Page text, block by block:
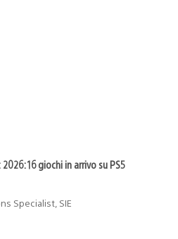
16 giochi in arrivo su PS5
Specialist, SIE